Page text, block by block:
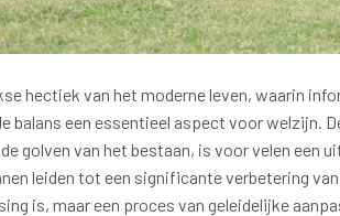
hectiek van het moderne leven, waarin
balans een essentieel aspect voor welzijn.
golven van het bestaan, is voor velen een
leiden tot een significante verbetering
is, maar een proces van geleidelijke